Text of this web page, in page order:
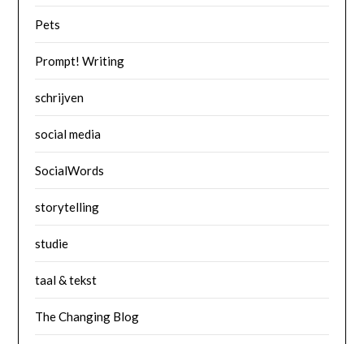
Pets
Prompt! Writing
schrijven
social media
SocialWords
storytelling
studie
taal & tekst
The Changing Blog